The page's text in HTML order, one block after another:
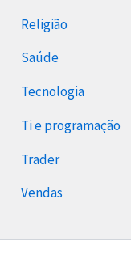
Religião
Saúde
Tecnologia
Ti e programação
Trader
Vendas